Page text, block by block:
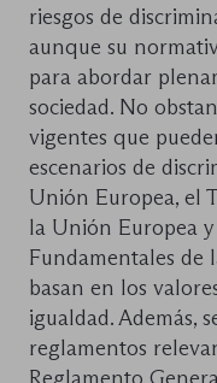
riesgos de
aunque su
para abordar
sociedad. No
vigentes que
escenarios de
Unión Europea, el
la Unión Europea
Fundamentales de
basan en los
igualdad. Además,
reglamentos